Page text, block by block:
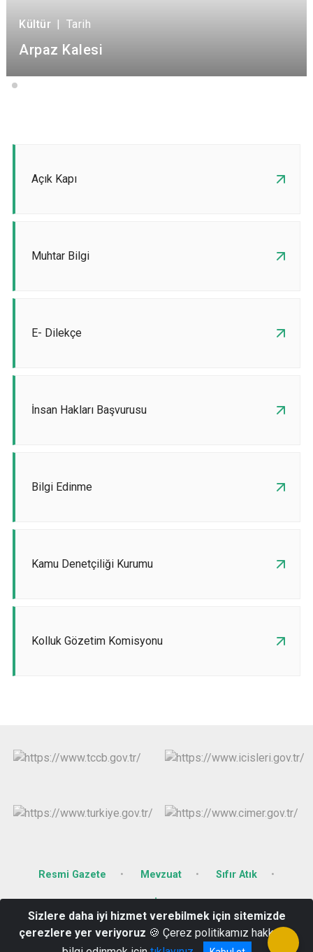
Kültür | Tarih
Arpaz Kalesi
Açık Kapı
Muhtar Bilgi
E- Dilekçe
İnsan Hakları Başvurusu
Bilgi Edinme
Kamu Denetçiliği Kurumu
Kolluk Gözetim Komisyonu
Resmi Gazete Mevzuat Sıfır Atık
Cumhuriyet Mah. 278 Sok. No: 3 09900 Nazilli /AYDIN
Sizlere daha iyi hizmet verebilmek için sitemizde
çerezlere yer veriyoruz 🍪 Çerez politikamız hakkında